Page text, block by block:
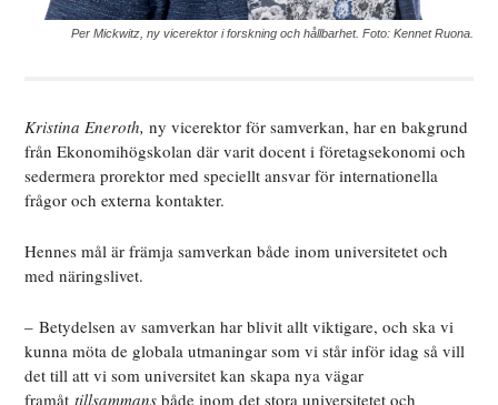
Per Mickwitz, ny vicerektor i forskning och hållbarhet. Foto: Kennet Ruona.
Kristina Eneroth, ny vicerektor för samverkan, har en bakgrund
från Ekonomihögskolan där varit docent i företagsekonomi och
sedermera prorektor med speciellt ansvar för internationella
frågor och externa kontakter.
Hennes mål är främja samverkan både inom universitetet och
med näringslivet.
– Betydelsen av samverkan har blivit allt viktigare, och ska vi
kunna möta de globala utmaningar som vi står inför idag så vill
det till att vi som universitet kan skapa nya vägar
framåttillsammans både inom det stora universitetet och